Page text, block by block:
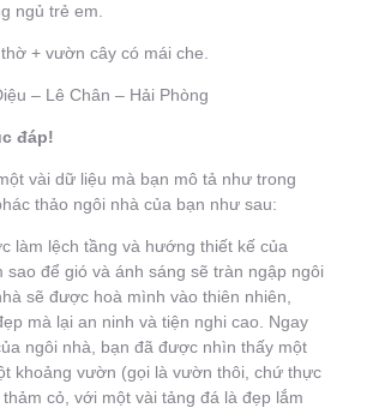
ngủ trẻ em.
+ vườn cây có mái che.
– Lê Chân – Hải Phòng
đáp!
vài dữ liệu mà bạn mô tả như trong
thảo ngôi nhà của bạn như sau:
làm lệch tầng và hướng thiết kế của
sao để gió và ánh sáng sẽ tràn ngập ngôi
sẽ được hoà mình vào thiên nhiên,
mà lại an ninh và tiện nghi cao. Ngay
ngôi nhà, bạn đã được nhìn thấy một
khoảng vườn (gọi là vườn thôi, chứ thực
cỏ, với một vài tảng đá là đẹp lắm